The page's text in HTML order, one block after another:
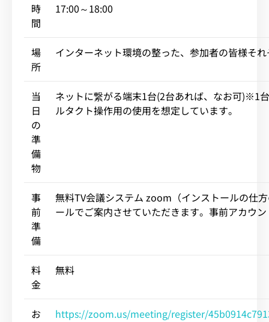
時
間
17:00～18:00
場
所
インターネット環境の整った、参加者の皆様そ
当
日
の
準
備
物
ネットに繋がる端末1台(2台あれば、なお可)※1
ルタクト操作用の使用を想定しています。
事
前
準
備
無料TV会議システム zoom（インストールの仕
ールでご案内させていただきます。事前アカウ
料
金
無料
お
https://zoom.us/meeting/register/